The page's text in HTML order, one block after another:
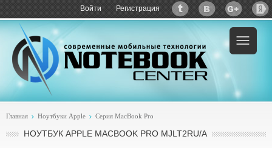
Войти Регистрация
Пример:купить Apple MacBook Pro MJLT2RU/A
Главная Ноутбуки Apple Серия MacBook Pro
НОУТБУК APPLE MACBOOK PRO MJLT2RU/A